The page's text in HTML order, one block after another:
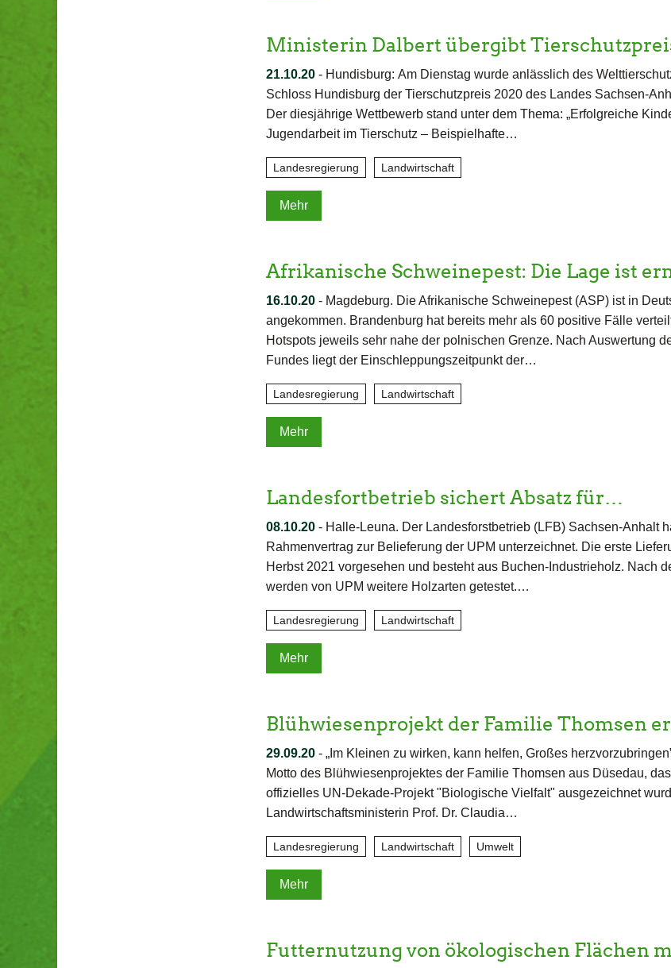
Ministerin Dalbert übergibt
21.10.20- Hundisburg: Am Dienstag wurde anlässlich des
Schloss Hundisburg der Tierschutzpreis 2020 des Landes Sachsen-
Der diesjährige Wettbewerb stand unter dem Thema: „Erfolgreiche
Jugendarbeit im Tierschutz – Beispielhafte…
Landesregierung Landwirtschaft
Mehr
Afrikanische Schweinepest: Die Lage ist
16.10.20- Magdeburg. Die Afrikanische Schweinepest (ASP) ist in
angekommen. Brandenburg hat bereits mehr als 60 positive Fälle
Hotspots jeweils sehr nahe der polnischen Grenze. Nach Auswertung
Fundes liegt der Einschleppungszeitpunkt der…
Landesregierung Landwirtschaft
Mehr
Landesfortbetrieb sichert Absatz für…
08.10.20- Halle-Leuna. Der Landesforstbetrieb (LFB) Sachsen-Anhalt
Rahmenvertrag zur Belieferung der UPM unterzeichnet. Die erste
Herbst 2021 vorgesehen und besteht aus Buchen-Industrieholz. Nach
werden von UPM weitere Holzarten getestet.…
Landesregierung Landwirtschaft
Mehr
Blühwiesenprojekt der Familie Thomsen
29.09.20- „Im Kleinen zu wirken, kann helfen, Großes
Motto des Blühwiesenprojektes der Familie Thomsen aus Düsedau,
offizielles UN-​Dekade-Projekt "Biologische Vielfalt" ausgezeichnet
Landwirtschaftsministerin Prof. Dr. Claudia…
Landesregierung Landwirtschaft Umwelt
Mehr
Futternutzung von ökologischen Flächen